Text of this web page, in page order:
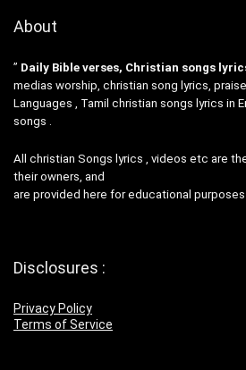
About
” Daily Bible verses, Christian songs
medias worship, christian song lyrics, praise
Languages , Tamil christian songs lyrics in
songs .
All christian Songs lyrics , videos etc are
their owners, and
are provided here for educational purposes
Disclosures :
Privacy Policy
Terms of Service